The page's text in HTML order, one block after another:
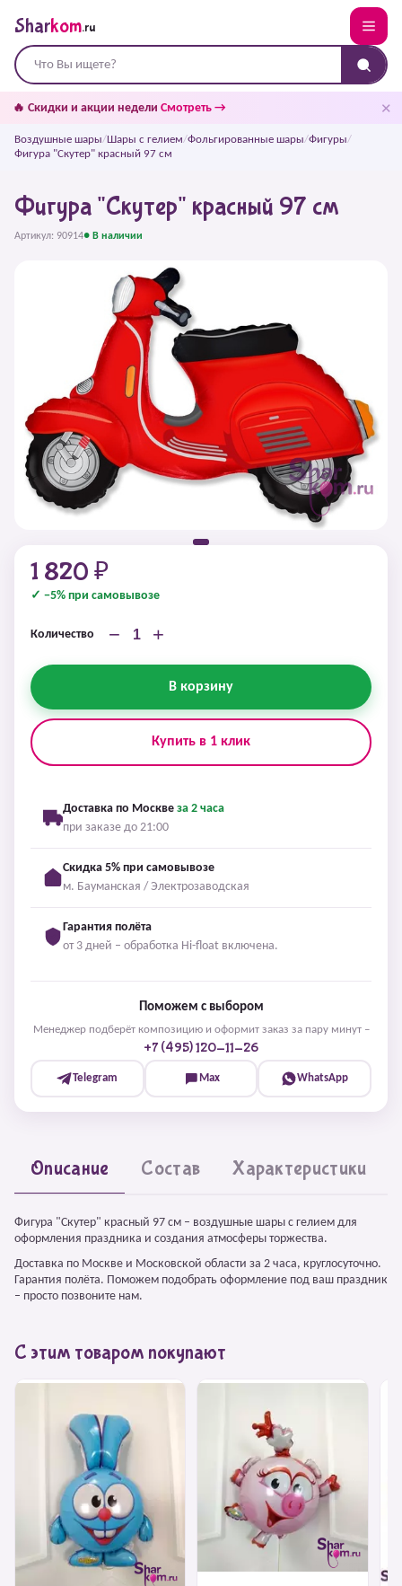
Sharkom.ru
🔥 Скидки и акции недели Смотреть → ✕
Воздушные шары/Шары с гелием/Фольгированные шары/Фигуры/
Фигура "Скутер" красный 97 см
Фигура "Скутер" красный 97 см
Артикул: 90914● В наличии
1 820 ₽
✓ −5% при самовывозе
Количество − +
В корзину
Купить в 1 клик
Доставка по Москве за 2 часа
при заказе до 21:00
Скидка 5% при самовывозе
м. Бауманская / Электрозаводская
Гарантия полёта
от 3 дней – обработка Hi-float включена.
Поможем с выбором
Менеджер подберёт композицию и оформит заказ за пару минут –
+7 (495) 120-11-26
Telegram Max WhatsApp
Описание Состав Характеристики
Фигура "Скутер" красный 97 см – воздушные шары с гелием для
оформления праздника и создания атмосферы торжества.
Доставка по Москве и Московской области за 2 часа, круглосуточно.
Гарантия полёта. Поможем подобрать оформление под ваш праздник
– просто позвоните нам.
С этим товаром покупают